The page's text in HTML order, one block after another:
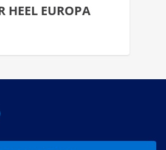
HEEL EUROPA